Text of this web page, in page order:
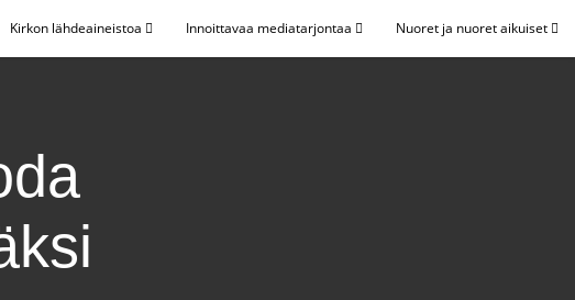
Kirkon lähdeaineistoa Innoittavaa mediatarjontaa Nuoret ja nuoret aikuiset